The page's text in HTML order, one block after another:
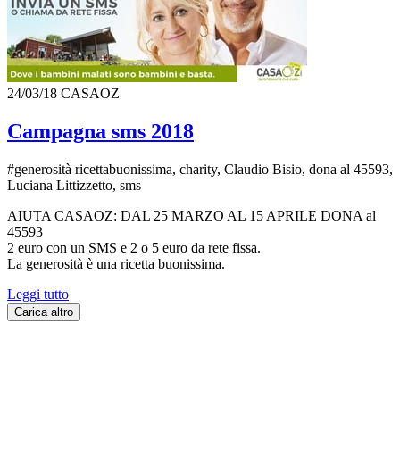
24/03/18 CASAOZ
Campagna sms 2018
#generosità ricettabuonissima, charity, Claudio Bisio, dona al 45593,
Luciana Littizzetto, sms
AIUTA CASAOZ: DAL 25 MARZO AL 15 APRILE DONA al
45593
2 euro con un SMS e 2 o 5 euro da rete fissa.
La generosità è una ricetta buonissima.
Leggi tutto
Carica altro